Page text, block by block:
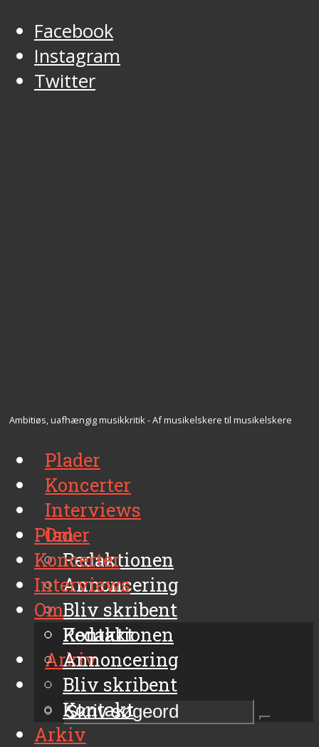
Facebook
Instagram
Twitter
Ambitiøs, uafhængig musikkritik - Af musikelskere til musikelskere
Plader
Koncerter
Interviews
Om
Redaktionen
Annoncering
Bliv skribent
Kontakt
Arkiv
Plader
Koncerter
Interviews
Om
Redaktionen
Annoncering
Bliv skribent
Kontakt
Arkiv